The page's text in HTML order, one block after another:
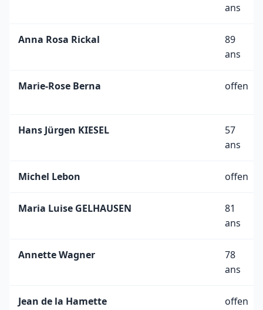
ans
Anna Rosa Rickal
89
ans
Marie-Rose Berna offen
Hans Jürgen KIESEL
57
ans
Michel Lebon offen
Maria Luise GELHAUSEN
81
ans
Annette Wagner
78
ans
Jean de la Hamette offen